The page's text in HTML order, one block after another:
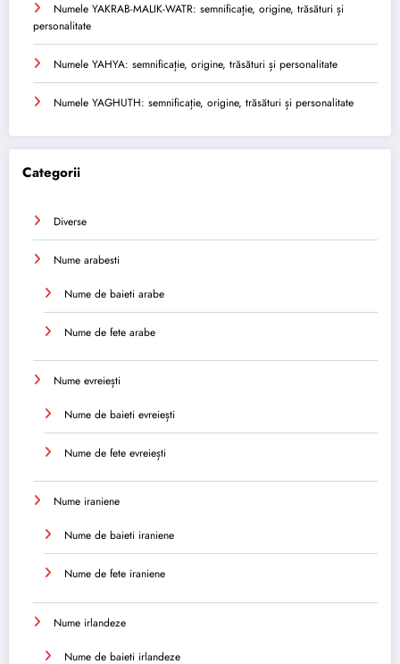
Numele YAKRAB-MALIK-WATR: semnificație, origine, trăsături și
personalitate
Numele YAHYA: semnificație, origine, trăsături și personalitate
Numele YAGHUTH: semnificație, origine, trăsături și personalitate
Categorii
Diverse
Nume arabesti
Nume de baieti arabe
Nume de fete arabe
Nume evreiești
Nume de baieti evreiești
Nume de fete evreiești
Nume iraniene
Nume de baieti iraniene
Nume de fete iraniene
Nume irlandeze
Nume de baieti irlandeze